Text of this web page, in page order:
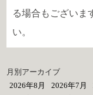
る場合もございま
い。
月別アーカイブ
2026年8月
2026年7月